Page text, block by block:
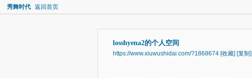
秀舞时代 返回首页
losshyena2的个人空间
https://www.xiuwushidai.com/?1868674 [收藏] [复制]